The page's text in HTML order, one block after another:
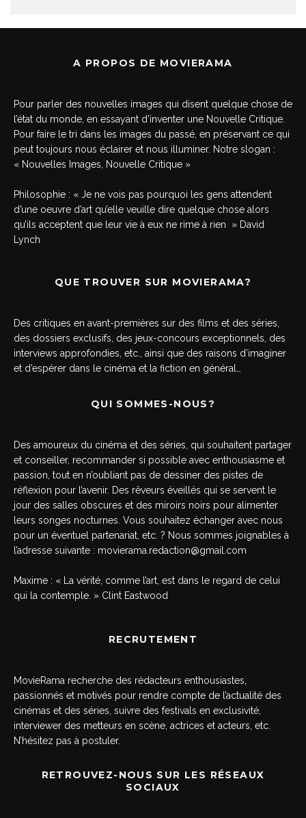
A PROPOS DE MOVIERAMA
Pour parler des nouvelles images qui disent quelque chose de
l’état du monde, en essayant d’inventer une Nouvelle Critique.
Pour faire le tri dans les images du passé, en préservant ce qui
peut toujours nous éclairer et nous illuminer. Notre slogan :
« Nouvelles Images, Nouvelle Critique »
Philosophie : « Je ne vois pas pourquoi les gens attendent
d’une oeuvre d’art qu’elle veuille dire quelque chose alors
qu’ils acceptent que leur vie à eux ne rime à rien » David
Lynch
QUE TROUVER SUR MOVIERAMA?
Des critiques en avant-premières sur des films et des séries,
des dossiers exclusifs, des jeux-concours exceptionnels, des
interviews approfondies, etc., ainsi que des raisons d’imaginer
et d’espérer dans le cinéma et la fiction en général…
QUI SOMMES-NOUS?
Des amoureux du cinéma et des séries, qui souhaitent partager
et conseiller, recommander si possible avec enthousiasme et
passion, tout en n’oubliant pas de dessiner des pistes de
réflexion pour l’avenir. Des rêveurs éveillés qui se servent le
jour des salles obscures et des miroirs noirs pour alimenter
leurs songes nocturnes. Vous souhaitez échanger avec nous
pour un éventuel partenariat, etc. ? Nous sommes joignables à
l’adresse suivante : movierama.redaction@gmail.com
Maxime : « La vérité, comme l’art, est dans le regard de celui
qui la contemple. » Clint Eastwood
RECRUTEMENT
MovieRama recherche des rédacteurs enthousiastes,
passionnés et motivés pour rendre compte de l’actualité des
cinémas et des séries, suivre des festivals en exclusivité,
interviewer des metteurs en scène, actrices et acteurs, etc.
N’hésitez pas à postuler.
RETROUVEZ-NOUS SUR LES RÉSEAUX
SOCIAUX